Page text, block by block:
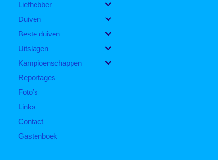
Liefhebber
Duiven
Beste duiven
Uitslagen
Kampioenschappen
Reportages
Foto’s
Links
Contact
Gastenboek